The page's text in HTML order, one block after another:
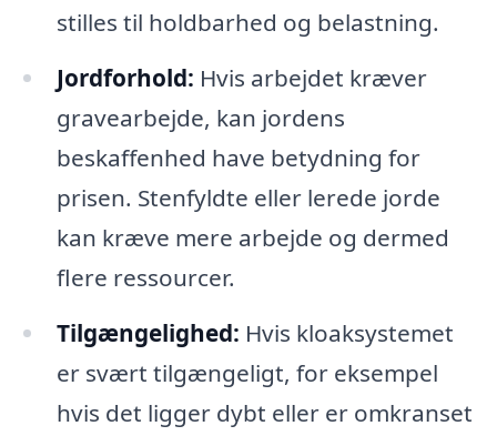
stilles til holdbarhed og belastning.
Jordforhold: Hvis arbejdet kræver
gravearbejde, kan jordens
beskaffenhed have betydning for
prisen. Stenfyldte eller lerede jorde
kan kræve mere arbejde og dermed
flere ressourcer.
Tilgængelighed: Hvis kloaksystemet
er svært tilgængeligt, for eksempel
hvis det ligger dybt eller er omkranset